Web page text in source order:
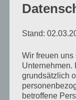
ansah. Nie
lief ziellos durch
habe da heute
Aus lauter
zuckte
Stand:
Wir freuen uns
Unternehmen.
grundsätzlich
betroffene